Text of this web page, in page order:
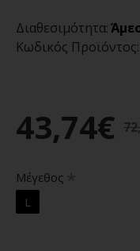
43,74€
Διαθεσιμότητα:
Κωδικός Προϊόντος:
Μέγεθος
L